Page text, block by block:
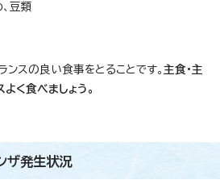
、豆類
ンスの良い食事をとることです。 主食・主
く食べましょう。
ザ発生状況